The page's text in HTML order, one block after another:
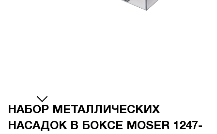
НАБОР МЕТАЛЛИЧЕСКИХ
НАСАДОК В БОКСЕ MOSER 1247-